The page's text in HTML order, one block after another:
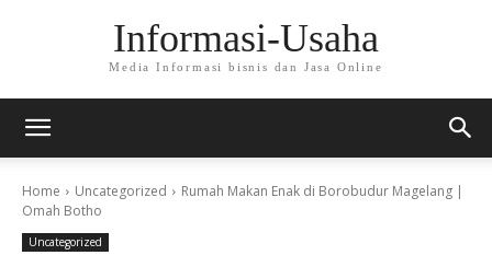
Informasi-Usaha
Media Informasi bisnis dan Jasa Online
Home Uncategorized
Rumah Makan Enak di Borobudur Magelang |
Omah Botho
Uncategorized